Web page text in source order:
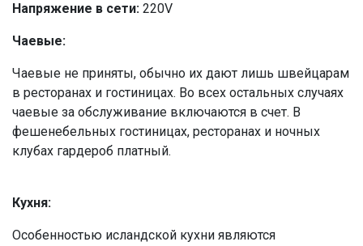
Напряжение в сети: 220V
Чаевые:
Чаевые не приняты, обычно их дают лишь швейцарам
в ресторанах и гостиницах. Во всех остальных случаях
чаевые за обслуживание включаются в счет. В
фешенебельных гостиницах, ресторанах и ночных
клубах гардероб платный.
Кухня:
Особенностью исландской кухни являются